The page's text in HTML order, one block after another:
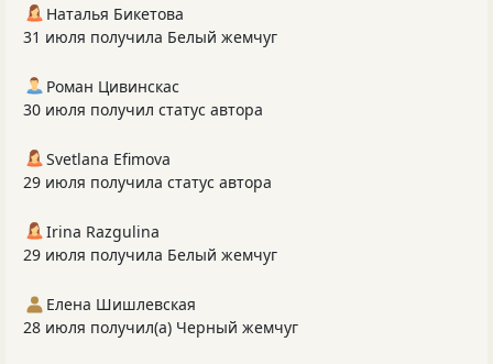
Наталья Бикетова
31 июля получила Белый жемчуг
Роман Цивинскас
30 июля получил статус автора
Svetlana Efimova
29 июля получила статус автора
Irina Razgulina
29 июля получила Белый жемчуг
Елена Шишлевская
28 июля получил(а) Черный жемчуг